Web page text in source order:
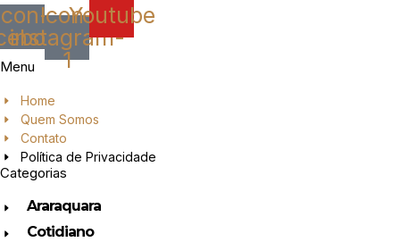
Icon-
instagram-
1
Youtube
Menu
Home
Quem Somos
Contato
Política de Privacidade
Categorias
Araraquara
Cotidiano